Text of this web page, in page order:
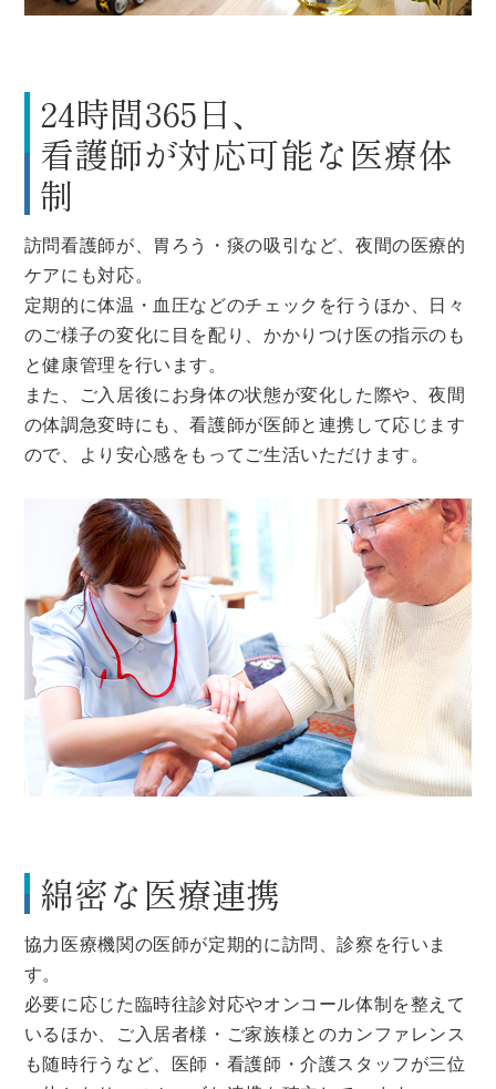
24時間365日、
看護師が対応可能な医療体
制
訪問看護師が、胃ろう・痰の吸引など、夜間の医療的
ケアにも対応。
定期的に体温・血圧などのチェックを行うほか、日々
のご様子の変化に目を配り、かかりつけ医の指示のも
と健康管理を行います。
また、ご入居後にお身体の状態が変化した際や、夜間
の体調急変時にも、看護師が医師と連携して応じます
ので、より安心感をもってご生活いただけます。
綿密な医療連携
協力医療機関の医師が定期的に訪問、診察を行いま
す。
必要に応じた臨時往診対応やオンコール体制を整えて
いるほか、ご入居者様・ご家族様とのカンファレンス
も随時行うなど、医師・看護師・介護スタッフが三位